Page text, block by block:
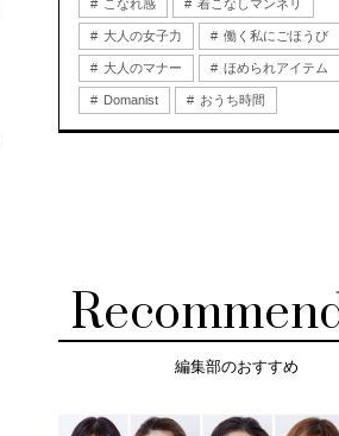
こなれ感 着こなしマンネリ
大人の女子力 働く私にごほうび
大人のマナー ほめられアイテム
Domanist おうち時間
編集部のおすすめ